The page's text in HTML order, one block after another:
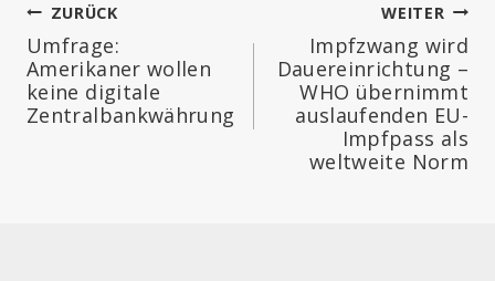
Beitragsnavigation
ZURÜCK
Umfrage:
Amerikaner wollen
keine digitale
Zentralbankwährung
WEITER
Impfzwang wird
Dauereinrichtung –
WHO übernimmt
auslaufenden EU-
Impfpass als
weltweite Norm